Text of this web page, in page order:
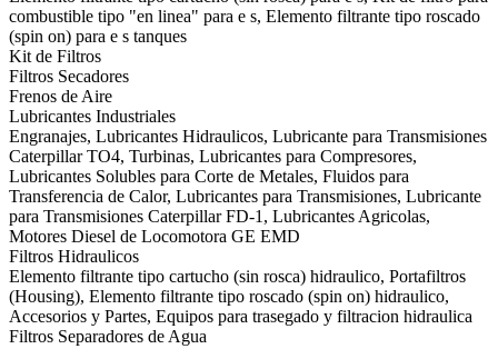
combustible tipo "en linea" para e s, Elemento filtrante tipo roscado
(spin on) para e s tanques
Kit de Filtros
Filtros Secadores
Frenos de Aire
Lubricantes Industriales
Engranajes, Lubricantes Hidraulicos, Lubricante para Transmisiones
Caterpillar TO4, Turbinas, Lubricantes para Compresores,
Lubricantes Solubles para Corte de Metales, Fluidos para
Transferencia de Calor, Lubricantes para Transmisiones, Lubricante
para Transmisiones Caterpillar FD-1, Lubricantes Agricolas,
Motores Diesel de Locomotora GE EMD
Filtros Hidraulicos
Elemento filtrante tipo cartucho (sin rosca) hidraulico, Portafiltros
(Housing), Elemento filtrante tipo roscado (spin on) hidraulico,
Accesorios y Partes, Equipos para trasegado y filtracion hidraulica
Filtros Separadores de Agua